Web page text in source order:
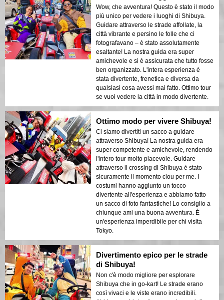
Wow, che avventura! Questo è stato il modo
più unico per vedere i luoghi di Shibuya.
Guidare attraverso le strade affollate, la
città vibrante e persino le folle che ci
fotografavano – è stato assolutamente
esaltante! La nostra guida era super
amichevole e si è assicurata che tutto fosse
ben organizzato. L'intera esperienza è
stata divertente, frenetica e diversa da
qualsiasi cosa avessi mai fatto. Ottimo tour
se vuoi vedere la città in modo divertente.
Ottimo modo per vivere Shibuya!
Ci siamo divertiti un sacco a guidare
attraverso Shibuya! La nostra guida era
super competente e amichevole, rendendo
l'intero tour molto piacevole. Guidare
attraverso il crossing di Shibuya è stato
sicuramente il momento clou per me. I
costumi hanno aggiunto un tocco
divertente all'esperienza e abbiamo fatto
un sacco di foto fantastiche! Lo consiglio a
chiunque ami una buona avventura. È
un'esperienza imperdibile per chi visita
Tokyo.
Divertimento epico per le strade
di Shibuya!
Non c'è modo migliore per esplorare
Shibuya che in go-kart! Le strade erano
così vivaci e le viste erano incredibili.